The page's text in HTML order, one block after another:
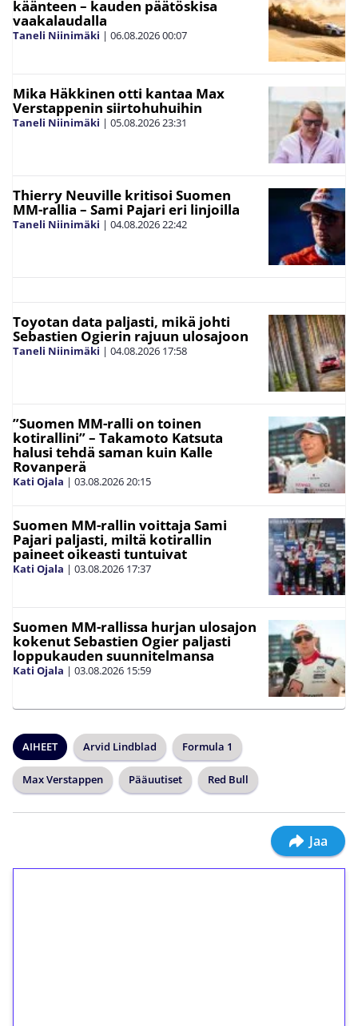
käänteen – kauden päätöskisa
vaakalaudalla
Taneli Niinimäki | 06.08.202600:07
Mika Häkkinen otti kantaa Max
Verstappenin siirtohuhuihin
Taneli Niinimäki | 05.08.202623:31
Thierry Neuville kritisoi Suomen
MM-rallia – Sami Pajari eri linjoilla
Taneli Niinimäki | 04.08.202622:42
Toyotan data paljasti, mikä johti
Sebastien Ogierin rajuun ulosajoon
Taneli Niinimäki | 04.08.2026 17:58
”Suomen MM-ralli on toinen
kotirallini” – Takamoto Katsuta
halusi tehdä saman kuin Kalle
Rovanperä
Kati Ojala | 03.08.202620:15
Suomen MM-rallin voittaja Sami
Pajari paljasti, miltä kotirallin
paineet oikeasti tuntuivat
Kati Ojala | 03.08.2026 17:37
Suomen MM-rallissa hurjan ulosajon
kokenut Sebastien Ogier paljasti
loppukauden suunnitelmansa
Kati Ojala | 03.08.2026 15:59
AIHEET Arvid Lindblad Formula 1
Max Verstappen Pääuutiset Red Bull
Jaa